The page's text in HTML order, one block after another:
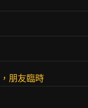
朋友臨時